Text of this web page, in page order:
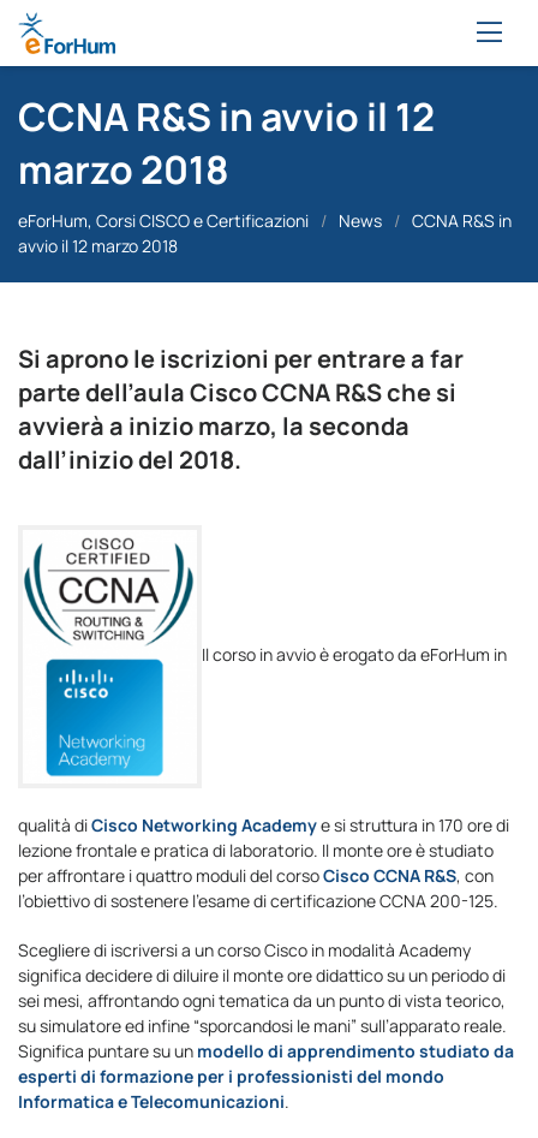
CCNA R&S in avvio il 12
marzo 2018
eForHum, Corsi CISCO e Certificazioni / News / CCNA R&S in
avvio il 12 marzo 2018
Si aprono le iscrizioni per entrare a far
parte dell’aula Cisco CCNA R&S che si
avvierà a inizio marzo, la seconda
dall’inizio del 2018.
Il corso in avvio è erogato da eForHum in
qualità diCisco Networking Academye si struttura in 170 ore di
lezione frontale e pratica di laboratorio. Il monte ore è studiato
per affrontare i quattro moduli del corsoCisco CCNA R&S, con
l’obiettivo di sostenere l’esame di certificazione CCNA 200-125.
Scegliere di iscriversi a un corso Cisco in modalità Academy
significa decidere di diluire il monte ore didattico su un periodo di
sei mesi, affrontando ogni tematica da un punto di vista teorico,
su simulatore ed infine “sporcandosi le mani” sull’apparato reale.
Significa puntare su un modello di apprendimento studiato da
esperti di formazione per i professionisti del mondo
Informatica e Telecomunicazioni.